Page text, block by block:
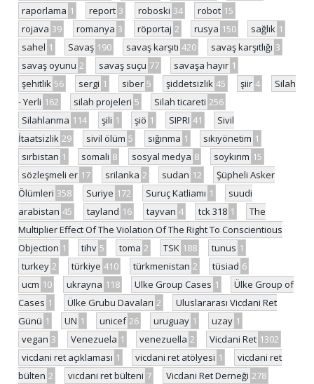
raporlama 1 report 3 roboski 34 robot 15
rojava 39 romanya 3 röportaj 2 rusya 150 sağlık 1
sahel 1 Savaş 190 savaş karşıtı 420 savaş karşıtlığı 3
savaş oyunu 2 savaş suçu 77 savaşa hayır 1
şehitlik 56 sergi 1 siber 5 şiddetsizlik 45 şiir 4
Silah
- Yerli 162 silah projeleri 5 Silah ticareti 256
Silahlanma 114 şili 1 şiö 1 SIPRI 41
Sivil
İtaatsizlik 29 sivil ölüm 5 sığınma 1 sıkıyönetim 1
sırbistan 1 somali 8 sosyal medya 8 soykırım 15
sözleşmeli er 17 srilanka 2 sudan 12
Şüpheli Asker
Ölümleri 358 Suriye 172 Suruç Katliamı 1
suudi
arabistan 45 tayland 16 tayvan 4 tck 318 1
The
Multiplier Effect Of The Violation Of The Right To Conscientious
Objection 1 tihv 5 toma 2 TSK 188 tunus 1
turkey 2 türkiye 410 türkmenistan 2 tüsiad 6
ucm 10 ukrayna 118 Ulke Group Cases 1
Ülke Group of
Cases 1 Ülke Grubu Davaları 2
Uluslararası Vicdani Ret
Günü 1 UN 1 unicef 26 uruguay 1 uzay 1
vegan 3 Venezuela 1 venezuella 2 Vicdani Ret 1302
vicdani ret açıklaması 1 vicdani ret atölyesi 1
vicdani ret
bülten 2 vicdani ret bülteni 7 Vicdani Ret Derneği 278